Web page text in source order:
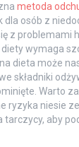
metoda
dla osób z
z problemami
wymaga
dieta może
składniki
Warto
ryzyka niesie
tarczycy, aby